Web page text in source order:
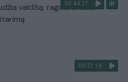
00:44:27
valdžią: ragina skubiai
00:21:16